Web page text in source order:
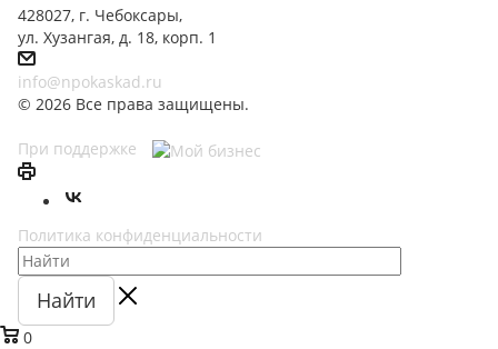
428027, г. Чебоксары,
ул. Хузангая, д. 18, корп. 1
info@npokaskad.ru
© 2026 Все права защищены.
При поддержке
Политика конфиденциальности
Найти
0